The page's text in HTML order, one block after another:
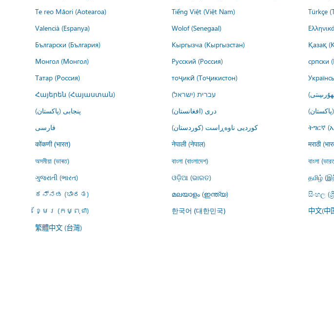
Te reo Māori (Aotearoa)
Tiếng Việt (Việt Nam) Türkçe
Valencià (Espanya)
Wolof (Senegaal)
Български (България)
Кыргызча (Кыргызстан) Қазақ
Монгол (Монгол)
Русский (Россия) српски
Татар (Россия)
тоҷикӣ (Тоҷикистон)
Հայերեն (Հայաստան)
עברית (ישראל)
پنجابی (پاکستان)
درى (افغانستان)
فارسى
کوردیی ناوەڕاست (کوردستان) ትግርኛ
कोंकणी (भारत) नेपाली (नेपाल) मराठी
অসমীয়া (ভাৰত) বাংলা (বাংলাদেশ) বাংলা
ગુજરાતી (ભારત)
ଓଡ଼ିଆ (ଭାରତ) தமிழ்
ಕನ್ನಡ (ಭಾರತ)
മലയാളം (ഇന്ത്യ) සිංහල
ខ្មែរ (កម្ពុជា)
한국어 (대한민국) 中文(中
繁體中文 (台灣)